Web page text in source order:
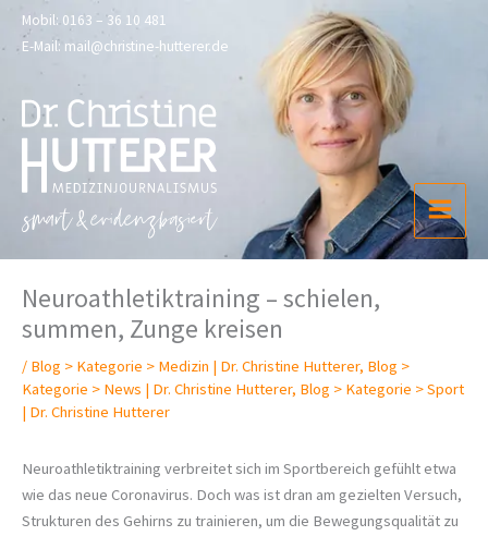
Zum
Inhalt
Mobil: 0163 – 36 10 481
E-Mail: mail@christine-hutterer.de
Neuroathletik­training – schielen,
summen, Zunge kreisen
/ Blog > Kategorie > Medizin | Dr. Christine Hutterer, Blog >
Kategorie > News | Dr. Christine Hutterer, Blog > Kategorie > Sport
| Dr. Christine Hutterer
Neuroathletiktraining verbreitet sich im Sportbereich gefühlt etwa
wie das neue Coronavirus. Doch was ist dran am gezielten Versuch,
Strukturen des Gehirns zu trainieren, um die Bewegungsqualität zu